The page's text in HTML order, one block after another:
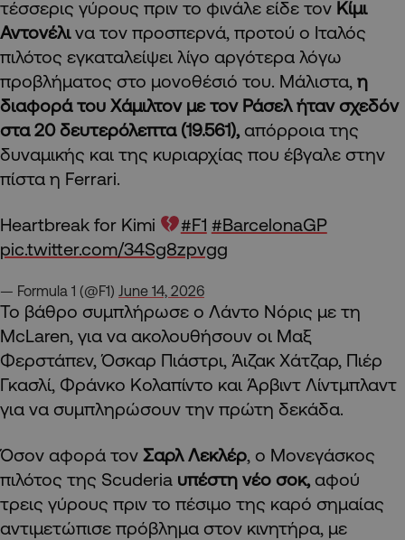
τέσσερις γύρους πριν το φινάλε είδε τον Κίμι
Αντονέλινα τον προσπερνά, προτού ο Ιταλός
πιλότος εγκαταλείψει λίγο αργότερα λόγω
προβλήματος στο μονοθέσιό του. Μάλιστα, η
διαφορά του Χάμιλτον με τον Ράσελ ήταν σχεδόν
στα 20 δευτερόλεπτα (19.561), απόρροια της
δυναμικής και της κυριαρχίας που έβγαλε στην
πίστα η Ferrari.
Heartbreak for Kimi #F1 #BarcelonaGP
pic.twitter.com/34Sg8zpvgg
— Formula 1 (@F1) June 14, 2026
Το βάθρο συμπλήρωσε ο Λάντο Νόρις με τη
McLaren, για να ακολουθήσουν οι Μαξ
Φερστάπεν, Όσκαρ Πιάστρι, Άιζακ Χάτζαρ, Πιέρ
Γκασλί, Φράνκο Κολαπίντο και Άρβιντ Λίντμπλαντ
για να συμπληρώσουν την πρώτη δεκάδα.
Όσον αφορά τον Σαρλ Λεκλέρ, ο Μονεγάσκος
πιλότος της Scuderia υπέστη νέο σοκ, αφού
τρεις γύρους πριν το πέσιμο της καρό σημαίας
αντιμετώπισε πρόβλημα στον κινητήρα, με